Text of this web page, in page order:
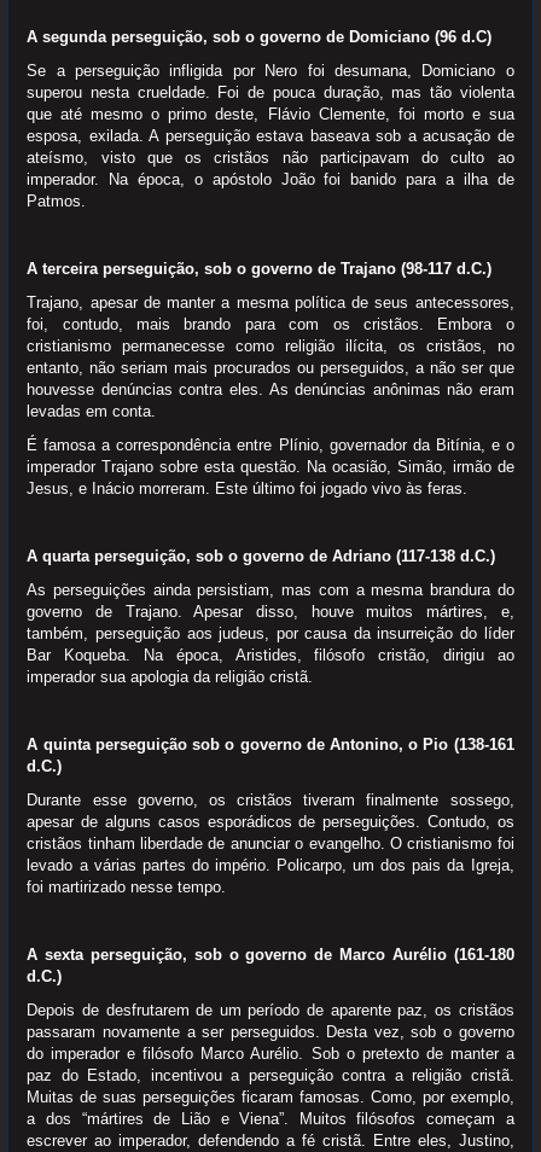
A segunda perseguição, sob o governo de Domiciano (96 d.C)
Se a perseguição infligida por Nero foi desumana, Domiciano o
superou nesta crueldade. Foi de pouca duração, mas tão violenta
que até mesmo o primo deste, Flávio Clemente, foi morto e sua
esposa, exilada. A perseguição estava baseava sob a acusação de
ateísmo, visto que os cristãos não participavam do culto ao
imperador. Na época, o apóstolo João foi banido para a ilha de
Patmos.
A terceira perseguição, sob o governo de Trajano (98-117 d.C.)
Trajano, apesar de manter a mesma política de seus antecessores,
foi, contudo, mais brando para com os cristãos. Embora o
cristianismo permanecesse como religião ilícita, os cristãos, no
entanto, não seriam mais procurados ou perseguidos, a não ser que
houvesse denúncias contra eles. As denúncias anônimas não eram
levadas em conta.
É famosa a correspondência entre Plínio, governador da Bitínia, e o
imperador Trajano sobre esta questão. Na ocasião, Simão, irmão de
Jesus, e Inácio morreram. Este último foi jogado vivo às feras.
A quarta perseguição, sob o governo de Adriano (117-138 d.C.)
As perseguições ainda persistiam, mas com a mesma brandura do
governo de Trajano. Apesar disso, houve muitos mártires, e,
também, perseguição aos judeus, por causa da insurreição do líder
Bar Koqueba. Na época, Aristides, filósofo cristão, dirigiu ao
imperador sua apologia da religião cristã.
A quinta perseguição sob o governo de Antonino, o Pio (138-161
d.C.)
Durante esse governo, os cristãos tiveram finalmente sossego,
apesar de alguns casos esporádicos de perseguições. Contudo, os
cristãos tinham liberdade de anunciar o evangelho. O cristianismo foi
levado a várias partes do império. Policarpo, um dos pais da Igreja,
foi martirizado nesse tempo.
A sexta perseguição, sob o governo de Marco Aurélio (161-180
d.C.)
Depois de desfrutarem de um período de aparente paz, os cristãos
passaram novamente a ser perseguidos. Desta vez, sob o governo
do imperador e filósofo Marco Aurélio. Sob o pretexto de manter a
paz do Estado, incentivou a perseguição contra a religião cristã.
Muitas de suas perseguições ficaram famosas. Como, por exemplo,
a dos “mártires de Lião e Viena”. Muitos filósofos começam a
escrever ao imperador, defendendo a fé cristã. Entre eles, Justino,